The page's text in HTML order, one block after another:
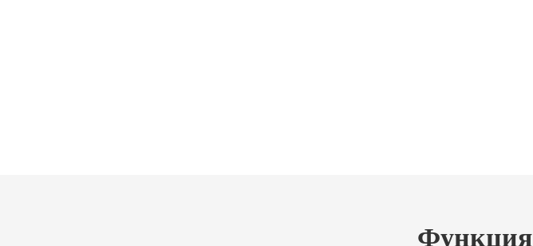
Функция